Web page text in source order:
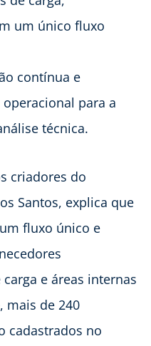
um único fluxo
contínua e
para a
técnica.
criadores do
Santos, explica que
fluxo único e
e áreas internas
mais de 240
cadastrados no